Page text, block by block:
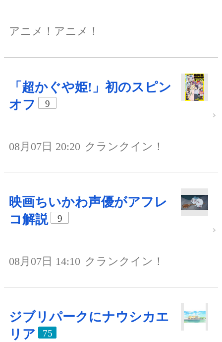
アニメ！アニメ！
「超かぐや姫!」初のスピン
オフ
9
08月07日 20:20 クランクイン！
映画ちいかわ声優がアフレ
コ解説
9
08月07日 14:10 クランクイン！
ジブリパークにナウシカエ
リア
75